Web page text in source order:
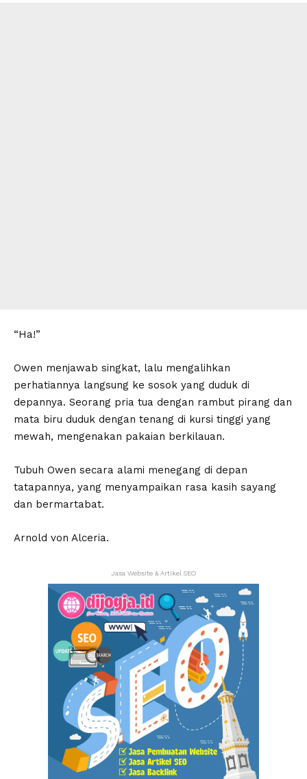
“Ha!”
Owen menjawab singkat, lalu mengalihkan
perhatiannya langsung ke sosok yang duduk di
depannya. Seorang pria tua dengan rambut pirang dan
mata biru duduk dengan tenang di kursi tinggi yang
mewah, mengenakan pakaian berkilauan.
Tubuh Owen secara alami menegang di depan
tatapannya, yang menyampaikan rasa kasih sayang
dan bermartabat.
Arnold von Alceria.
Jasa Website & Artikel SEO